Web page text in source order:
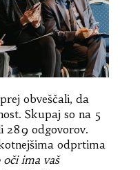
obveščali, da
Skupaj so na 5
289 odgovorov.
odprtima
ima vaš